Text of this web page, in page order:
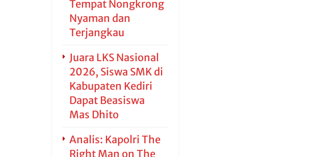
Tempat Nongkrong
Nyaman dan
Terjangkau
Juara LKS Nasional
2026, Siswa SMK di
Kabupaten Kediri
Dapat Beasiswa
Mas Dhito
Analis: Kapolri The
Right Man on The